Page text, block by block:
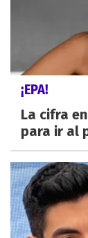
¡EPA!
La cifra
para ir al